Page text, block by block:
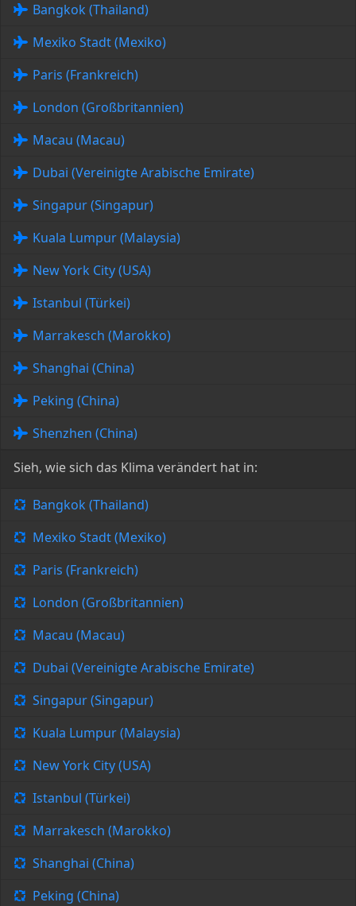
Bangkok (Thailand)
Mexiko Stadt (Mexiko)
Paris (Frankreich)
London (Großbritannien)
Macau (Macau)
Dubai (Vereinigte Arabische Emirate)
Singapur (Singapur)
Kuala Lumpur (Malaysia)
New York City (USA)
Istanbul (Türkei)
Marrakesch (Marokko)
Shanghai (China)
Peking (China)
Shenzhen (China)
Sieh, wie sich das Klima verändert hat in:
Bangkok (Thailand)
Mexiko Stadt (Mexiko)
Paris (Frankreich)
London (Großbritannien)
Macau (Macau)
Dubai (Vereinigte Arabische Emirate)
Singapur (Singapur)
Kuala Lumpur (Malaysia)
New York City (USA)
Istanbul (Türkei)
Marrakesch (Marokko)
Shanghai (China)
Peking (China)